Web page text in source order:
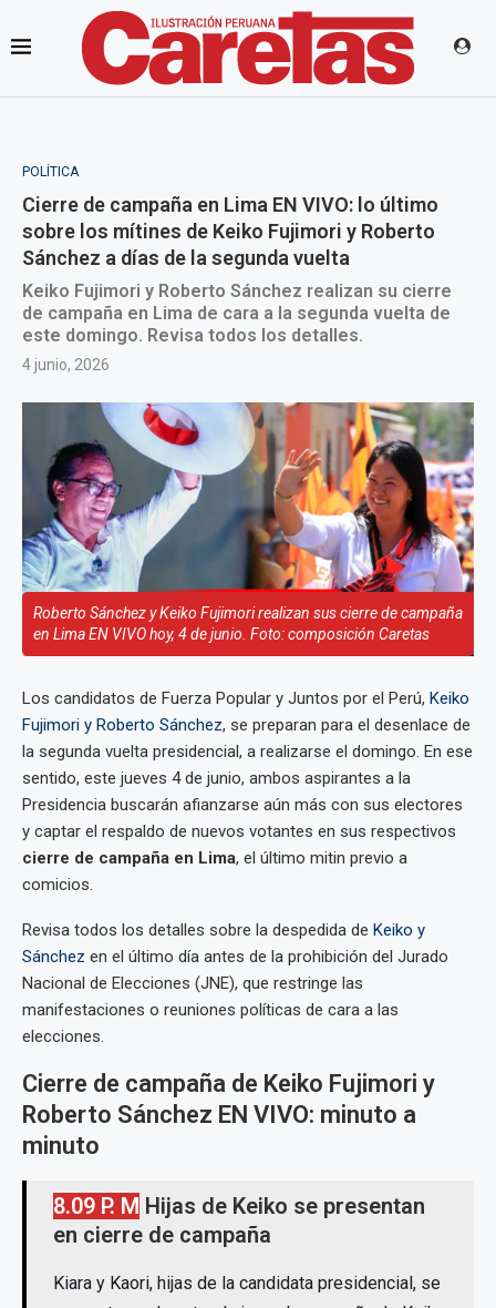
POLÍTICA
Cierre de campaña en Lima EN VIVO: lo último
sobre los mítines de Keiko Fujimori y Roberto
Sánchez a días de la segunda vuelta
Keiko Fujimori y Roberto Sánchez realizan su cierre
de campaña en Lima de cara a la segunda vuelta de
este domingo. Revisa todos los detalles.
4 junio, 2026
Roberto Sánchez y Keiko Fujimori realizan sus cierre de campaña
en Lima EN VIVO hoy, 4 de junio. Foto: composición Caretas
Los candidatos de Fuerza Popular y Juntos por el Perú, Keiko
Fujimori y Roberto Sánchez, se preparan para el desenlace de
la segunda vuelta presidencial, a realizarse el domingo. En ese
sentido, este jueves 4 de junio, ambos aspirantes a la
Presidencia buscarán afianzarse aún más con sus electores
y captar el respaldo de nuevos votantes en sus respectivos
cierre de campaña en Lima, el último mitin previo a
comicios.
Revisa todos los detalles sobre la despedida de Keiko y
Sánchez en el último día antes de la prohibición del Jurado
Nacional de Elecciones (JNE), que restringe las
manifestaciones o reuniones políticas de cara a las
elecciones.
Cierre de campaña de Keiko Fujimori y
Roberto Sánchez EN VIVO: minuto a
minuto
8.09 P. M Hijas de Keiko se presentan
en cierre de campaña
Kiara y Kaori, hijas de la candidata presidencial, se